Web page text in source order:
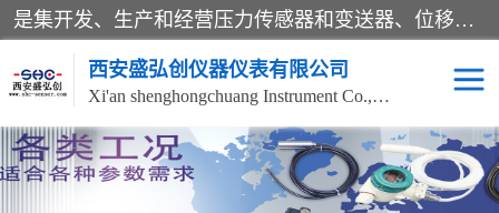
是集开发、生产和经营压力传感器和变送器、位移传感器和变送器、流量传感器和变送器、称重传感器和变送器、测力传感器和变送器、温湿度传感器和变送器、扭矩传感器、智能数显控制仪表等产品的化高新技术企业。
西安盛弘创仪器仪表有限公司
Xi'an shenghongchuang Instrument Co., Ltd
超声波流量计